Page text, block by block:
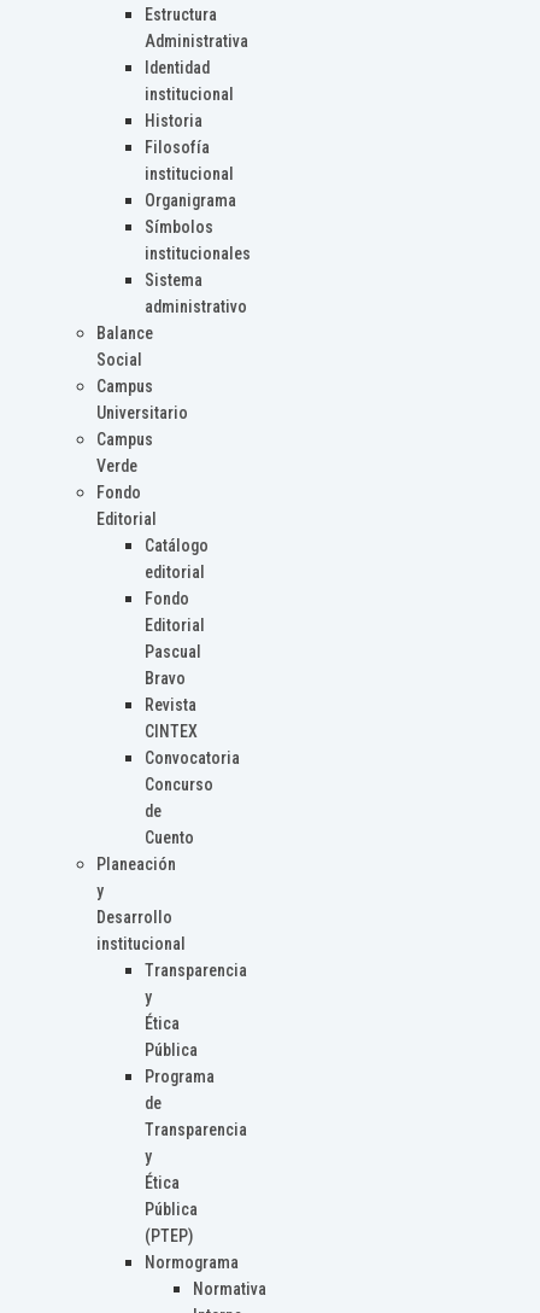
Estructura
Administrativa
Identidad
institucional
Historia
Filosofía
institucional
Organigrama
Símbolos
institucionales
Sistema
administrativo
Balance
Social
Campus
Universitario
Campus
Verde
Fondo
Editorial
Catálogo
editorial
Fondo
Editorial
Pascual
Bravo
Revista
CINTEX
Convocatoria
Concurso
de
Cuento
Planeación
y
Desarrollo
institucional
Transparencia
y
Ética
Pública
Programa
de
Transparencia
y
Ética
Pública
(PTEP)
Normograma
Normativa